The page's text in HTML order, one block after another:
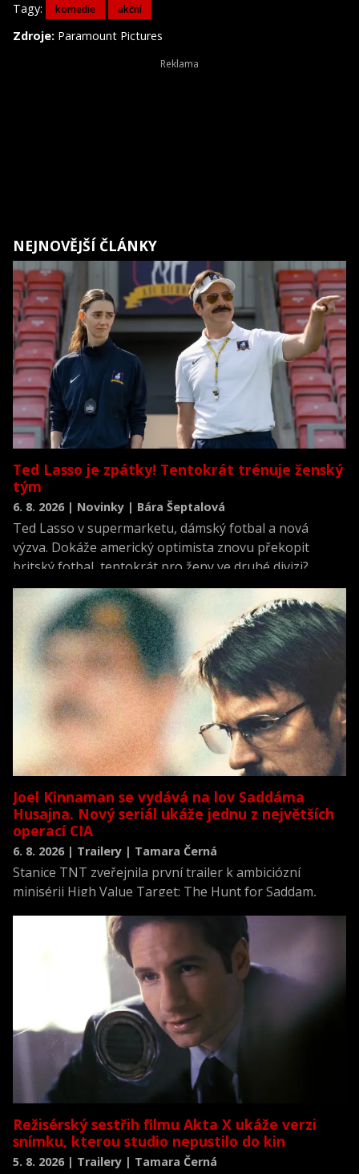
Tagy: komedie akční
Zdroje: Paramount Pictures
NEJNOVĚJŠÍ ČLÁNKY
Ted Lasso je zpátky! Tentokrát trénuje ženský
tým
6. 8. 2026 | Novinky | Bára Šeptalová
Ted Lasso v supermarketu, dámský fotbal a nová
výzva. Dokáže americký optimista znovu překopit
britský fotbal, tentokrát pro ženy ve druhé divizi?
Joel Kinnaman se vydává na lov Saddáma
Husajna. Nový seriál ukáže jednu z největších
operací CIA
6. 8. 2026 | Trailery | Tamara Černá
Stanice TNT zveřejnila první trailer k ambiciózní
minisérii High Value Target: The Hunt for Saddam,
novodobých dějin.
Režisérský sestřih filmu Akta X ukáže verzi
snímku, kterou studio nepustilo do kin
5. 8. 2026 | Trailery | Tamara Černá